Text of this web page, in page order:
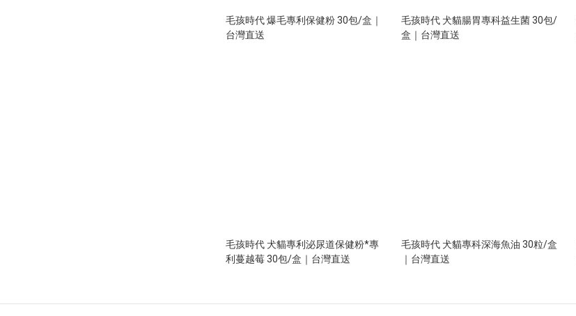
毛孩時代 爆毛專利保健粉 30包/盒｜
台灣直送
毛孩時代 犬貓腸胃專科益生菌 30包/
盒｜台灣直送
毛孩時代 犬貓專利泌尿道保健粉*專
利蔓越莓 30包/盒｜台灣直送
毛孩時代 犬貓專科深海魚油 30粒/盒
｜台灣直送